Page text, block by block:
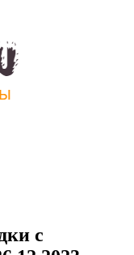
с